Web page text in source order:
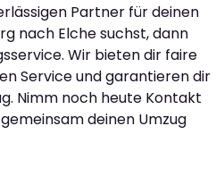
Partner für deinen
nach Elche suchst, dann
Wir bieten dir faire
Service und garantieren dir
Nimm noch heute Kontakt
deinen Umzug